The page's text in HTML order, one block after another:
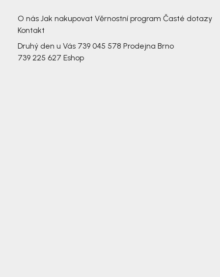
O nás Jak nakupovat Věrnostní program Časté dotazy
Kontakt
Druhý den u Vás 739 045 578 Prodejna Brno
739 225 627 Eshop